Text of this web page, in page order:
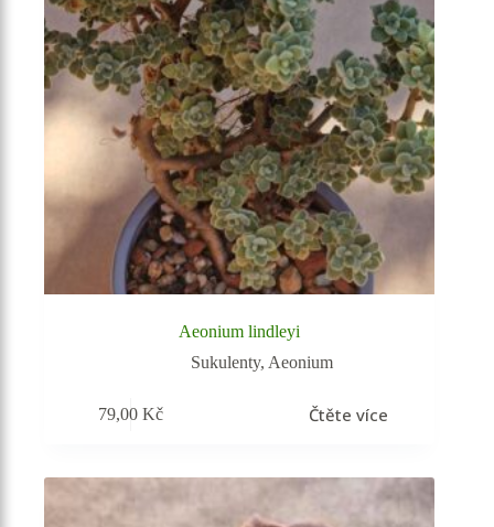
Aeonium lindleyi
Sukulenty, Aeonium
79,00Kč Čtěte více